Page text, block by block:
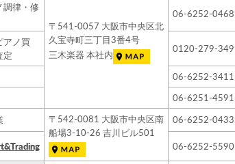
〒541-0057 大阪市中央区北
久宝寺町三丁目3番4号
三木楽器 本社内
調律・修
06-6252-0468
アノ買
定
0120-279-349
06-6252-3411
06-6251-4591
〒542-0081 大阪市中央区南
船場3-10-26 吉川ビル501
06-6252-0433
06-6252-5590